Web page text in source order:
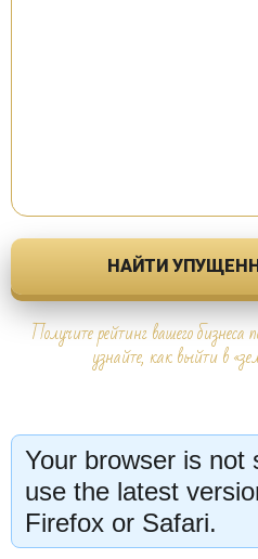
НАЙТИ
Получите рейтинг вашего
узнайте, как выйти в
Your browser is not
use the latest
Firefox or Safari.